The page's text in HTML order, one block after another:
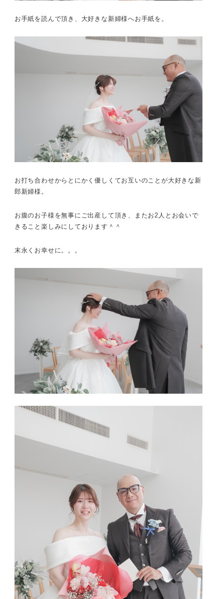
お手紙を読んで頂き、大好きな新婦様へお手紙を。
お打ち合わせからとにかく優しくてお互いのことが大好きな新
郎新婦様。
お腹のお子様を無事にご出産して頂き、またお2人とお会いで
きること楽しみにしております＾＾
末永くお幸せに。。。